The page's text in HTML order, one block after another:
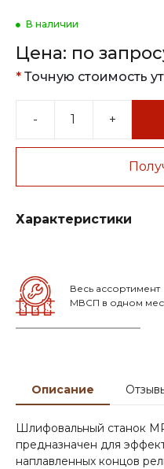
В наличии
Цена: по
* Точную стоимость
- +
Характеристики
Весь ассортимент
МВСП в одном
Описание
Шлифовальный станок
предназначен для
наплавленных концов